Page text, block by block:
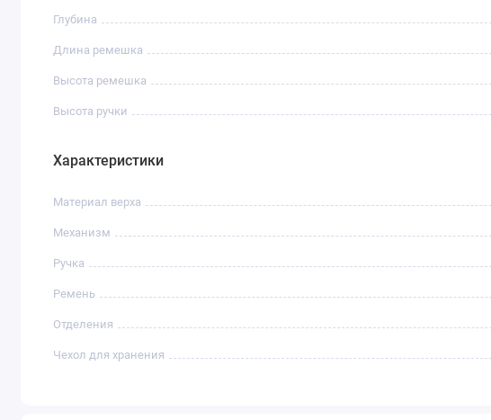
Глубина
Длина ремешка
Высота ремешка
Высота ручки
Характеристики
Материал верха
Механизм
Ручка
Ремень
Отделения
Чехол для хранения